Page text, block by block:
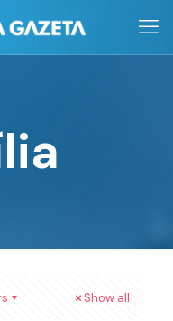
Show all